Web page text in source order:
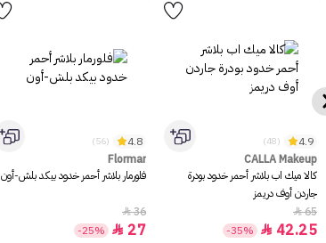
4.9
(48)
CALLA Makeup
كالا ميك اب بلاشر أحمر خدود بودرة
جاردن أوف دريمز
65

42.25

-35%
4.8
(56)
Flormar
فلورمار بلاشر أحمر خدود بيكد بلش-أون
36

27

-25%